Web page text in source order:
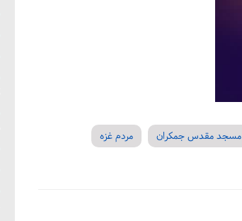
مسجد مقدس جمکران
مردم غزه